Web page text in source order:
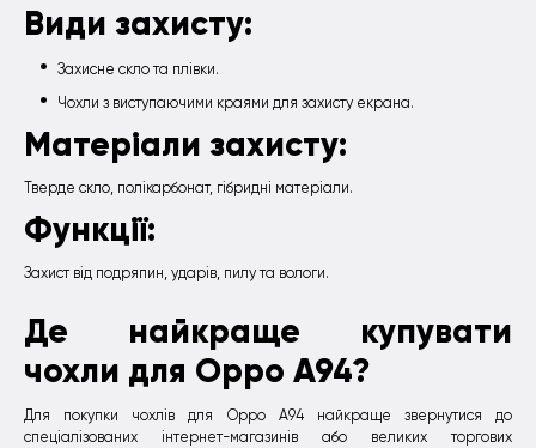
Види захисту:
Захисне скло та плівки.
Чохли з виступаючими краями для захисту екрана.
Матеріали захисту:
Тверде скло, полікарбонат, гібридні матеріали.
Функції:
Захист від подряпин, ударів, пилу та вологи.
Де найкраще купувати
чохли для Oppo A94?
Для покупки чохлів для Oppo A94 найкраще звернутися до
спеціалізованих інтернет-магазинів або великих торгових